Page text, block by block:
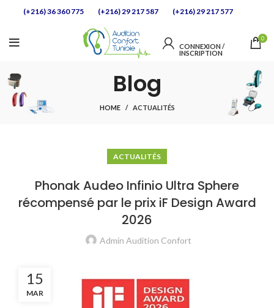
(+216) 36 360 775 (+216) 29 217 587 (+216) 29 217 577
CONNEXION /
INSCRIPTION
0
Blog
HOME ACTUALITÉS
ACTUALITÉS
Phonak Audeo Infinio Ultra Sphere
récompensé par le prix iF Design Award
2026
Admin Audition Confort
15
MAR